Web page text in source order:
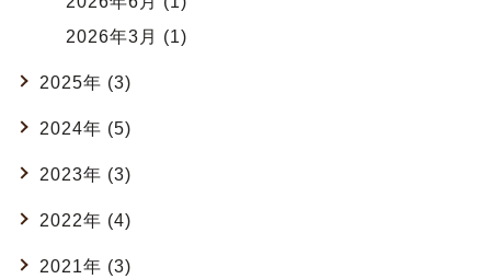
2026年3月 (1)
2025年 (3)
2024年 (5)
2023年 (3)
2022年 (4)
2021年 (3)